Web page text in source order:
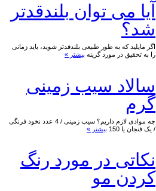
آیا می توان بلندقدتر
شد؟
اگر مایلید که به طور طبیعی بلندقدتر شوید، باید زمانی
را به تحقیق در مورد گزینه بیشتر »
سالاد سیب زمینی
گرم
چه موادی لازم داریم؟ سیب زمینی / 4 عدد نخود فرنگی
/ یک فنجان یا 150
بیشتر »
نکاتی در مورد رنگ
کردن مو